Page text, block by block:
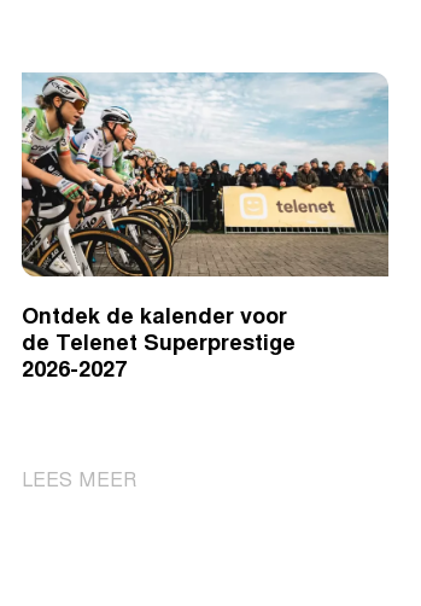
Ontdek de kalender voor
de Telenet Superprestige
2026-2027
LEES MEER|